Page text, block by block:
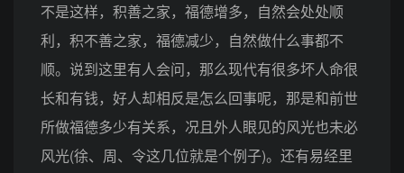
不是这样，积善之家，福德增多，自然会处处顺
利，积不善之家，福德减少，自然做什么事都不
顺。说到这里有人会问，那么现代有很多坏人命很
长和有钱，好人却相反是怎么回事呢，那是和前世
所做福德多少有关系，况且外人眼见的风光也未必
风光(徐、周、令这几位就是个例子)。还有易经里